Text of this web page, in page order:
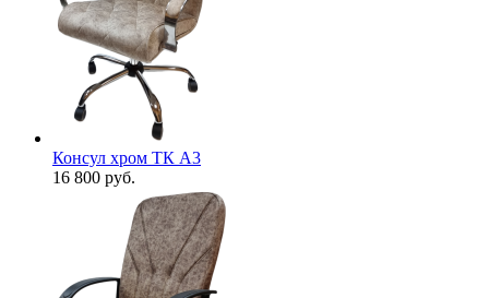
Консул хром ТК А3
16 800 руб.